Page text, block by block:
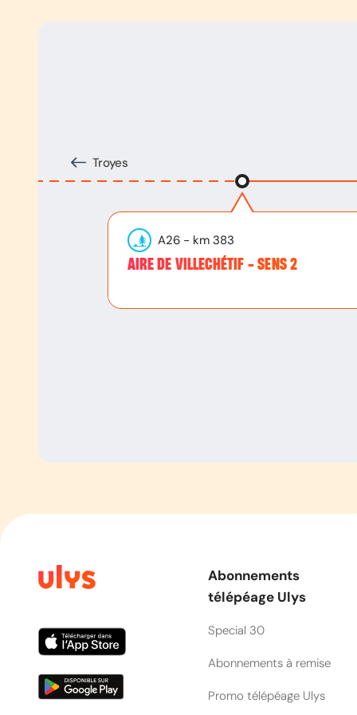
Troyes
A26 - km 383
AIRE DE VILLECHÉTIF - SENS 2
Abonnements
télépéage Ulys
Special 30
Abonnements à remise
Promo télépéage Ulys